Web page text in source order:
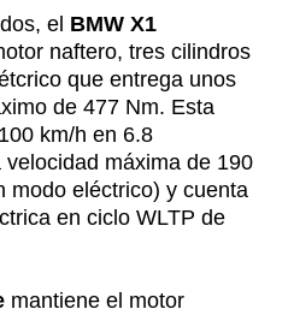
el BMW X1
naftero, tres cilindros
que entrega unos
de 477 Nm. Esta
km/h en 6.8
máxima de 190
modo eléctrico) y cuenta
en ciclo WLTP de
mantiene el motor